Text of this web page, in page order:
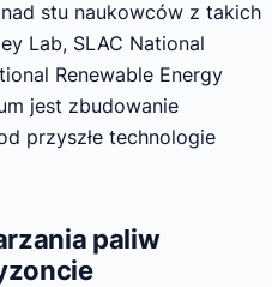
stu naukowców z takich
Lab, SLAC National
Renewable Energy
jest zbudowanie
przyszłe technologie
paliw